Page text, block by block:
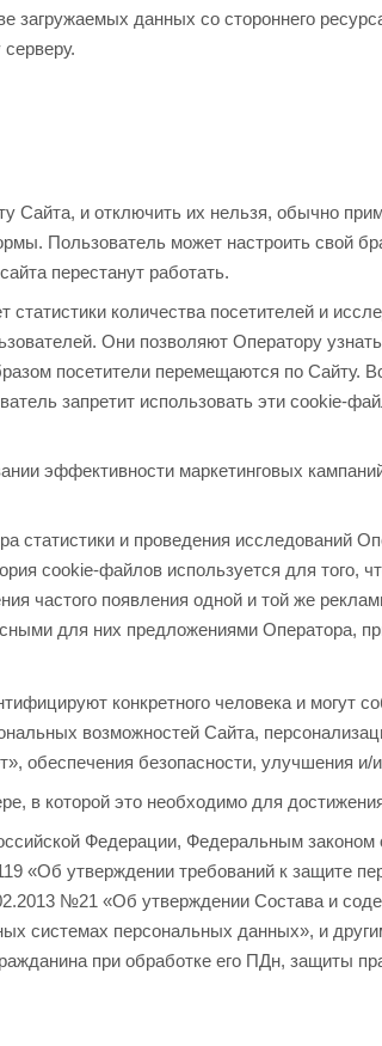
загружаемых данных со стороннего
и отключить их нельзя, обычно
Пользователь может настроить свой
перестанут работать.
количества посетителей и
Они позволяют Оператору
посетители перемещаются по
запретит использовать эти
эффективности маркетинговых
статистики и проведения исследований
сookie-файлов используется для
частого появления одной и той же
для них предложениями Оператора,
конкретного человека и могут
возможностей Сайта,
обеспечения безопасности, улучшения
в которой это необходимо для
Федерации, Федеральным
«Об утверждении требований к защите
№21 «Об утверждении Состава и
системах персональных данных», и
при обработке его ПДн, защиты